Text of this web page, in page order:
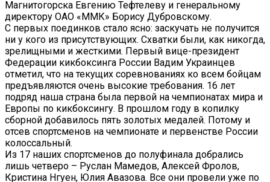
Магнитогорска Евгению Тефтелеву и генеральному
директору ОАО «ММК» Борису Дубровскому.
С первых поединков стало ясно: заскучать не получится
ни у кого из присутствующих. Схватки были, как никогда,
зрелищными и жесткими. Первый вице-президент
Федерации кикбоксинга России Вадим Украинцев
отметил, что на текущих соревнованиях ко всем бойцам
предъявляются очень высокие требования. 16 лет
подряд наша страна была первой на чемпионатах мира и
Европы по кикбоксингу. В прошлом году в копилку
сборной добавилось пять золотых медалей. Потому и
отсев спортсменов на чемпионате и первенстве России
колоссальный.
Из 17 наших спортсменов до полуфинала добрались
лишь четверо – Руслан Мамедов, Алексей Фролов,
Кристина Нгуен, Юлия Авазова. Все они провели уже по